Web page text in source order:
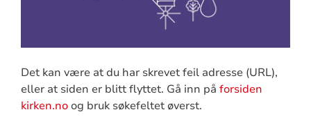
Det kan være at du har skrevet feil adresse (URL),
eller at siden er blitt flyttet. Gå inn på forsiden
kirken.noog bruk søkefeltet øverst.